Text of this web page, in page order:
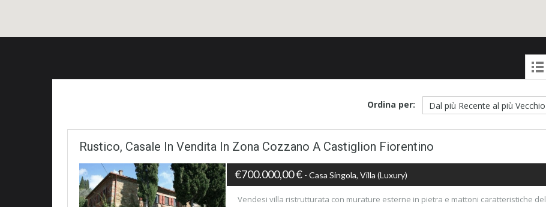
Ordina per:
Rustico, Casale In Vendita In Zona Cozzano A Castiglion Fiorentino
€700.000,00 € - Casa Singola, Villa (luxury)
Vendesi villa ristrutturata con murature esterne in pietra e mattoni caratteristiche del